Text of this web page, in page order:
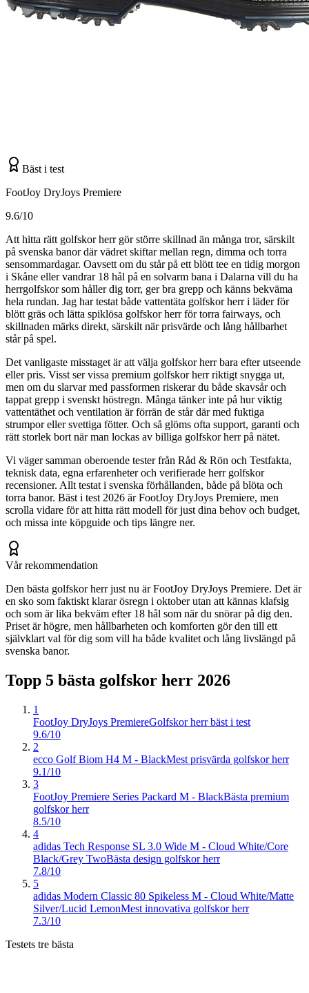
Bäst i test
FootJoy DryJoys Premiere
9.6/10
Att hitta rätt golfskor herr gör större skillnad än många tror, särskilt
på svenska banor där vädret skiftar mellan regn, dimma och torra
sensommardagar. Oavsett om du står på ett blött tee en tidig morgon
i Skåne eller vandrar 18 hål på en solvarm bana i Dalarna vill du ha
herrgolfskor som håller dig torr, ger bra grepp och känns bekväma
hela rundan. Jag har testat både vattentäta golfskor herr i läder för
blött gräs och lätta spiklösa golfskor herr för torra fairways, och
skillnaden märks direkt, särskilt när prisvärde och lång hållbarhet
står på spel.
Det vanligaste misstaget är att välja golfskor herr bara efter utseende
eller pris. Visst ser vissa premium golfskor herr riktigt snygga ut,
men om du slarvar med passformen riskerar du både skavsår och
tappat grepp i svenskt höstregn. Många tänker inte på hur viktig
vattentäthet och ventilation är förrän de står där med fuktiga
strumpor eller svettiga fötter. Och så glöms ofta support, garanti och
rätt storlek bort när man lockas av billiga golfskor herr på nätet.
Vi väger samman oberoende tester från Råd & Rön och Testfakta,
teknisk data, egna erfarenheter och verifierade herr golfskor
recensioner. Allt testat i svenska förhållanden, både på blöta och
torra banor. Bäst i test 2026 är FootJoy DryJoys Premiere, men
scrolla vidare för att hitta rätt modell för just dina behov och budget,
och missa inte köpguide och tips längre ner.
Vår rekommendation
Den bästa golfskor herr just nu är FootJoy DryJoys Premiere. Det är
en sko som faktiskt klarar ösregn i oktober utan att kännas klafsig
och som är lika bekväm efter 18 hål som när du snörar på dig den.
Priset är högre, men hållbarheten och komforten gör den till ett
självklart val för dig som vill ha både kvalitet och lång livslängd på
svenska banor.
Topp 5 bästa golfskor herr 2026
1
FootJoy DryJoys PremiereGolfskor herr bäst i test
9.6/10
2
ecco Golf Biom H4 M - BlackMest prisvärda golfskor herr
9.1/10
3
FootJoy Premiere Series Packard M - BlackBästa premium
golfskor herr
8.5/10
4
adidas Tech Response SL 3.0 Wide M - Cloud White/Core
Black/Grey TwoBästa design golfskor herr
7.8/10
5
adidas Modern Classic 80 Spikeless M - Cloud White/Matte
Silver/Lucid LemonMest innovativa golfskor herr
7.3/10
Testets tre bästa